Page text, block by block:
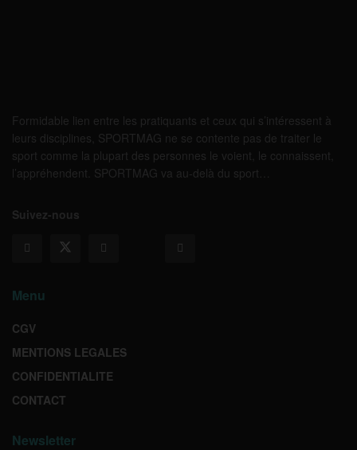
Formidable lien entre les pratiquants et ceux qui s’intéressent à
leurs disciplines, SPORTMAG ne se contente pas de traiter le
sport comme la plupart des personnes le voient, le connaissent,
l’appréhendent. SPORTMAG va au-delà du sport…
Suivez-nous
Menu
CGV
MENTIONS LEGALES
CONFIDENTIALITE
CONTACT
Newsletter